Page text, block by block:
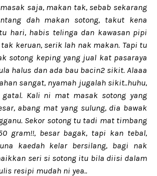
saja, makan tak, sebab sekarang
dah makan sotong, takut kena
hari, habis telinga dan kawasan pipi
keruan, serik lah nak makan. Tapi tu
sotong keping yang jual kat pasaraya
halus dan ada bau bacin2 sikit. Alaaa
sangat, nyamah jugalah sikit..huhu,
Kali ni mat masak sotong yang
abang mat yang sulung, dia bawak
Sekor sotong tu tadi mat timbang
gram!!, besar bagak, tapi kan tebal,
kaedah kelar bersilang, bagi nak
seri si sotong itu bila diisi dalam
resipi mudah ni yea..